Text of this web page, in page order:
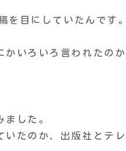
を目にしていたんです。
いろいろ言われたの
した。
たのか、出版社とテ